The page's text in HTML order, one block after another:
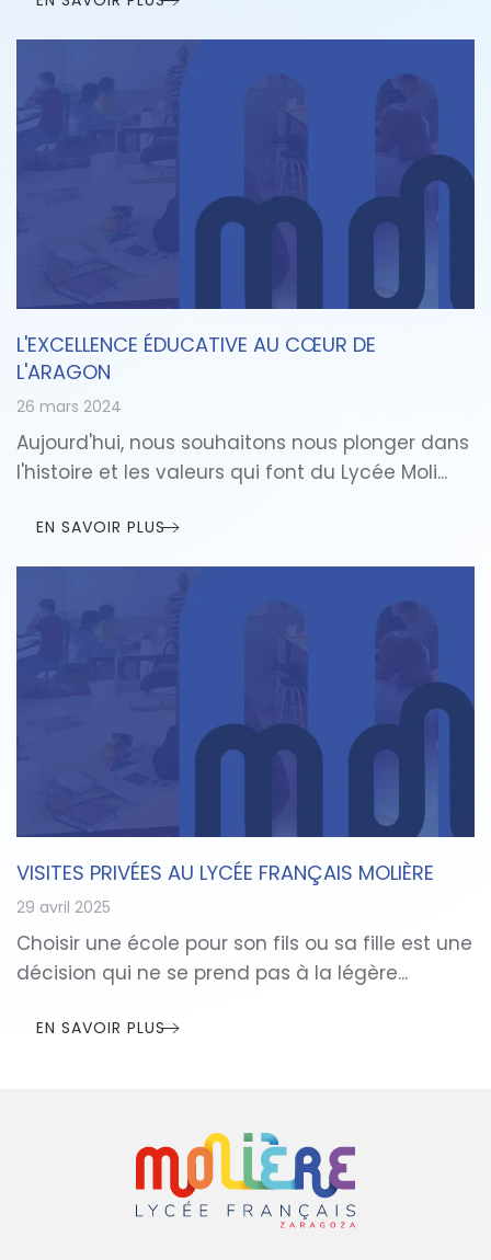
L'EXCELLENCE ÉDUCATIVE AU CŒUR DE
L'ARAGON
26 mars 2024
Aujourd'hui, nous souhaitons nous plonger dans
l'histoire et les valeurs qui font du Lycée Moli...
EN SAVOIR PLUS
VISITES PRIVÉES AU LYCÉE FRANÇAIS MOLIÈRE
29 avril 2025
Choisir une école pour son fils ou sa fille est une
décision qui ne se prend pas à la légère...
EN SAVOIR PLUS